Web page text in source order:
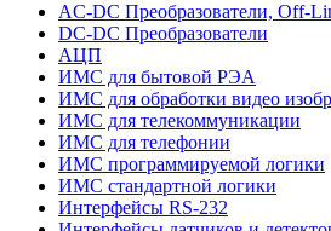
AC-DC Преобразователи, Off-
DC-DC Преобразователи
АЦП
ИМС для бытовой РЭА
ИМС для обработки видео
ИМС для телекоммуникации
ИМС для телефонии
ИМС программируемой логики
ИМС стандартной логики
Интерфейсы RS-232